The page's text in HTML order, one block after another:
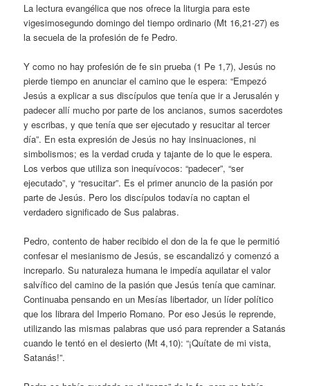
La lectura evangélica que nos ofrece la liturgia para este
vigesimosegundo domingo del tiempo ordinario (Mt 16,21-27) es
la secuela de la profesión de fe Pedro.
Y como no hay profesión de fe sin prueba (1 Pe 1,7), Jesús no
pierde tiempo en anunciar el camino que le espera: “Empezó
Jesús a explicar a sus discípulos que tenía que ir a Jerusalén y
padecer allí mucho por parte de los ancianos, sumos sacerdotes
y escribas, y que tenía que ser ejecutado y resucitar al tercer
día”. En esta expresión de Jesús no hay insinuaciones, ni
simbolismos; es la verdad cruda y tajante de lo que le espera.
Los verbos que utiliza son inequívocos: “padecer”, “ser
ejecutado”, y “resucitar”. Es el primer anuncio de la pasión por
parte de Jesús. Pero los discípulos todavía no captan el
verdadero significado de Sus palabras.
Pedro, contento de haber recibido el don de la fe que le permitió
confesar el mesianismo de Jesús, se escandalizó y comenzó a
increparlo. Su naturaleza humana le impedía aquilatar el valor
salvífico del camino de la pasión que Jesús tenía que caminar.
Continuaba pensando en un Mesías libertador, un líder político
que los librara del Imperio Romano. Por eso Jesús le reprende,
utilizando las mismas palabras que usó para reprender a Satanás
cuando le tentó en el desierto (Mt 4,10): “¡Quítate de mi vista,
Satanás!”.